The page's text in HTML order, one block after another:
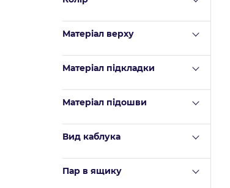
Матеріал верху
Mатеріал підкладки
Матеріал підошви
Вид каблука
Пар в ящику